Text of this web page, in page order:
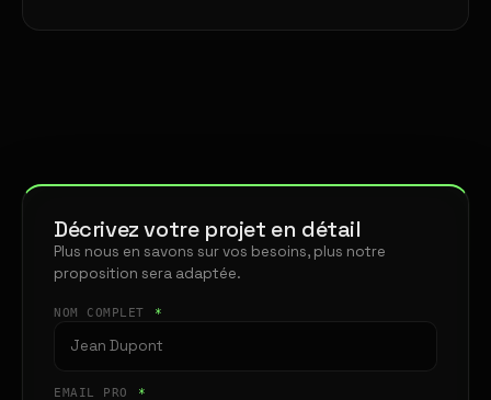
Décrivez votre projet en détail
Plus nous en savons sur vos besoins, plus notre
proposition sera adaptée.
NOM COMPLET *
EMAIL PRO *